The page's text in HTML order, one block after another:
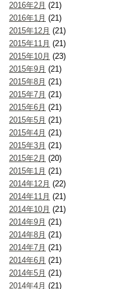
2016年2月 (21)
2016年1月 (21)
2015年12月 (21)
2015年11月 (21)
2015年10月 (23)
2015年9月 (21)
2015年8月 (21)
2015年7月 (21)
2015年6月 (21)
2015年5月 (21)
2015年4月 (21)
2015年3月 (21)
2015年2月 (20)
2015年1月 (21)
2014年12月 (22)
2014年11月 (21)
2014年10月 (21)
2014年9月 (21)
2014年8月 (21)
2014年7月 (21)
2014年6月 (21)
2014年5月 (21)
2014年4月 (21)